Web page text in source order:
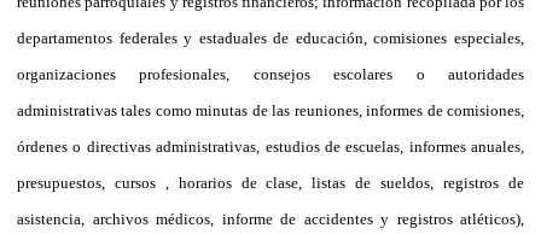
departamentos federales y estaduales de educación, comisiones especiales,
organizaciones profesionales, consejos escolares o autoridades
administrativas tales como minutas de las reuniones, informes de comisiones,
órdenes o directivas administrativas, estudios de escuelas, informes anuales,
presupuestos, cursos , horarios de clase, listas de sueldos, registros de
asistencia, archivos médicos, informe de accidentes y registros atléticos),